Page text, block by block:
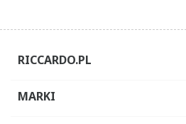
RICCARDO.PL
MARKI